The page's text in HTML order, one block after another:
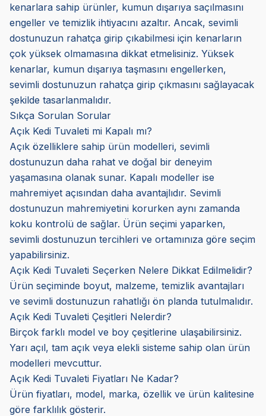
kenarlara sahip ürünler, kumun dışarıya saçılmasını
engeller ve temizlik ihtiyacını azaltır. Ancak, sevimli
dostunuzun rahatça girip çıkabilmesi için kenarların
çok yüksek olmamasına dikkat etmelisiniz. Yüksek
kenarlar, kumun dışarıya taşmasını engellerken,
sevimli dostunuzun rahatça girip çıkmasını sağlayacak
şekilde tasarlanmalıdır.
Sıkça Sorulan Sorular
Açık Kedi Tuvaleti mi Kapalı mı?
Açık özelliklere sahip ürün modelleri, sevimli
dostunuzun daha rahat ve doğal bir deneyim
yaşamasına olanak sunar. Kapalı modeller ise
mahremiyet açısından daha avantajlıdır. Sevimli
dostunuzun mahremiyetini korurken aynı zamanda
koku kontrolü de sağlar. Ürün seçimi yaparken,
sevimli dostunuzun tercihleri ve ortamınıza göre seçim
yapabilirsiniz.
Açık Kedi Tuvaleti Seçerken Nelere Dikkat Edilmelidir?
Ürün seçiminde boyut, malzeme, temizlik avantajları
ve sevimli dostunuzun rahatlığı ön planda tutulmalıdır.
Açık Kedi Tuvaleti Çeşitleri Nelerdir?
Birçok farklı model ve boy çeşitlerine ulaşabilirsiniz.
Yarı açıl, tam açık veya elekli sisteme sahip olan ürün
modelleri mevcuttur.
Açık Kedi Tuvaleti Fiyatları Ne Kadar?
Ürün fiyatları, model, marka, özellik ve ürün kalitesine
göre farklılık gösterir.